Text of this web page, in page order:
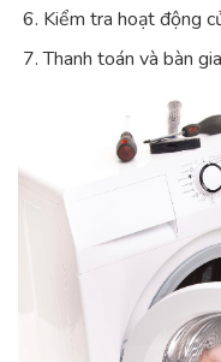
Kiểm tra hoạt động
Thanh toán và bàn